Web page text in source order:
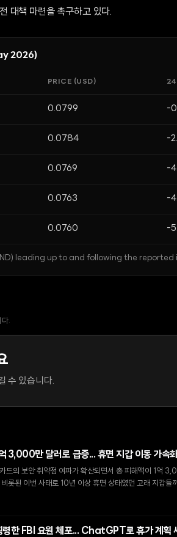
대책 마련을 촉구하고 있다.
2026)
PRICE (USD)
0.0799 -
0.0784 -
0.0769 -
0.0763 -
0.0760 -
leading up to and following the reported
다.
수 있습니다.
3,000만 달러로 급증... 휴면 지갑 이동 가속
드의 보안 취약점 여파가 확산되면서 총 피해액이 1억
롯된 이번 사태로 10년 이상 휴면 상태였던 고래 지갑들
한 FBI 요원 체포... ChatGPT로 휴가 계획